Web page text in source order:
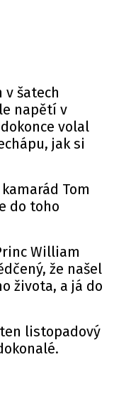
v šatech
napětí v
volal
jak si
Tom
do toho
William
že našel
života, a já do
listopadový